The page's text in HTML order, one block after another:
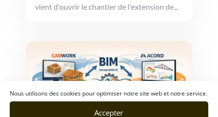
Nous utilisons des cookies pour optimiser notre site web et notre service.
Accepter
vient d'ouvrir le chantier de l'extension de...